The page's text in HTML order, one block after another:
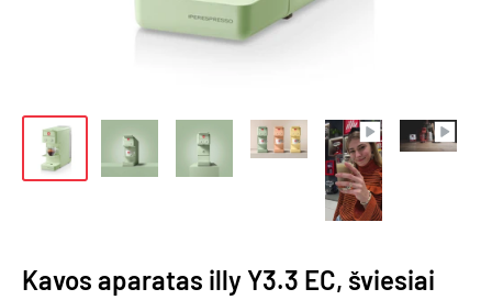
Kavos aparatas illy Y3.3 EC, šviesiai